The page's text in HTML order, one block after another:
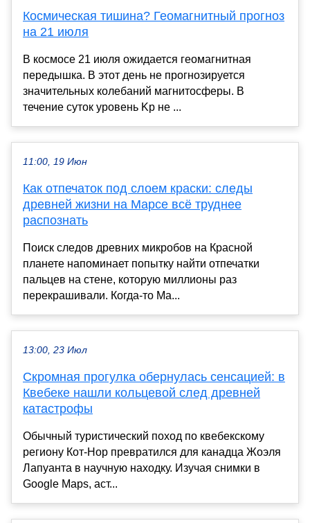
Космическая тишина? Геомагнитный прогноз
на 21 июля
В космосе 21 июля ожидается геомагнитная
передышка. В этот день не прогнозируется
значительных колебаний магнитосферы. В
течение суток уровень Kp не ...
11:00, 19 Июн
Как отпечаток под слоем краски: следы
древней жизни на Марсе всё труднее
распознать
Поиск следов древних микробов на Красной
планете напоминает попытку найти отпечатки
пальцев на стене, которую миллионы раз
перекрашивали. Когда-то Ма...
13:00, 23 Июл
Скромная прогулка обернулась сенсацией: в
Квебеке нашли кольцевой след древней
катастрофы
Обычный туристический поход по квебекскому
региону Кот-Нор превратился для канадца Жоэля
Лапуанта в научную находку. Изучая снимки в
Google Maps, аст...